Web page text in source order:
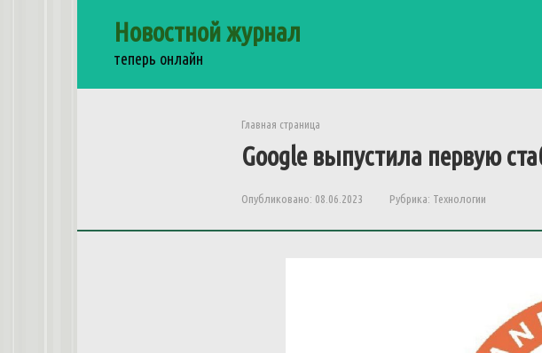
Новостной журнал
теперь онлайн
Главная страница
Google выпустила первую
Опубликовано: 08.06.2023 Рубрика: Технологии